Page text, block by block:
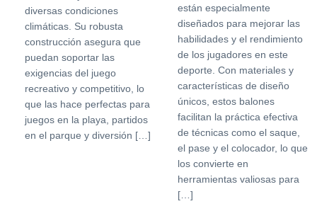
diversas condiciones
climáticas. Su robusta
construcción asegura que
puedan soportar las
exigencias del juego
recreativo y competitivo, lo
que las hace perfectas para
juegos en la playa, partidos
en el parque y diversión […]
están especialmente
diseñados para mejorar las
habilidades y el rendimiento
de los jugadores en este
deporte. Con materiales y
características de diseño
únicos, estos balones
facilitan la práctica efectiva
de técnicas como el saque,
el pase y el colocador, lo que
los convierte en
herramientas valiosas para
[…]